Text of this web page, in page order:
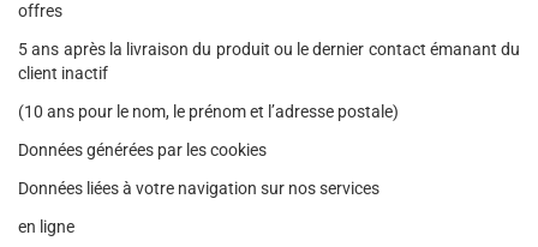
offres
5 ans après la livraison du produit ou le dernier contact émanant du
client inactif
(10 ans pour le nom, le prénom et l’adresse postale)
Données générées par les cookies
Données liées à votre navigation sur nos services
en ligne